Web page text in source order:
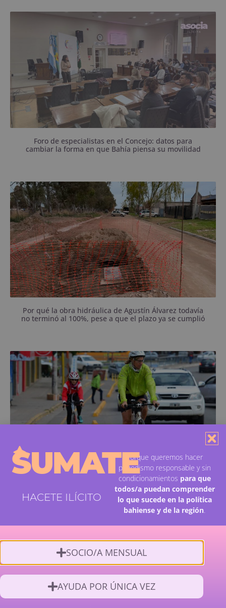
Investigadores de la UNS y el Conicet presentaron
estudios sobre transporte público, ciclovías,
actividad física, contaminación y planificación
urbana.
Foro de especialistas en el Concejo: datos para
cambiar la forma en que Bahía piensa su movilidad
Pasaron claramente los 90 días previstos y las calles
de la zona aún tienen caños a la vista.
Por qué la obra hidráulica de Agustín Álvarez todavía
no terminó al 100%, pese a que el plazo ya se cumplió
Movilidad, transporte, ambiente y salud: un foro para
pensar cómo se mueve Bahía Blanca
SUMATE
HACETE ILÍCITO
Porque queremos hacer
periodismo responsable y sin
condicionamientos para que
todos/a puedan comprender
lo que sucede en la política
bahiense y de la región.
SOCIO/A MENSUAL
AYUDA POR ÚNICA VEZ